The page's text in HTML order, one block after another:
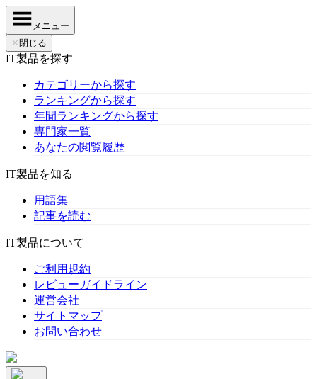
メニュー
✕ 閉じる
IT製品を探す
カテゴリーから探す
ランキングから探す
年間ランキングから探す
専門家一覧
あなたの閲覧履歴
IT製品を知る
用語集
記事を読む
IT製品について
ご利用規約
レビューガイドライン
運営会社
サイトマップ
お問い合わせ